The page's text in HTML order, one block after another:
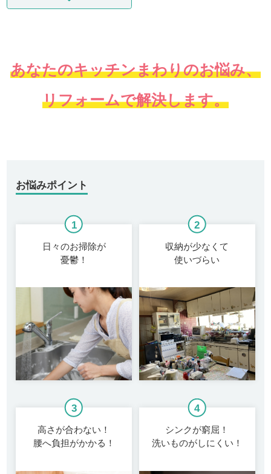
あなたのキッチンまわりのお悩み、
リフォームで解決します。
お悩みポイント
日々のお掃除が
憂鬱！
収納が少なくて
使いづらい
高さが合わない！
腰へ負担がかかる！
シンクが窮屈！
洗いものがしにくい！